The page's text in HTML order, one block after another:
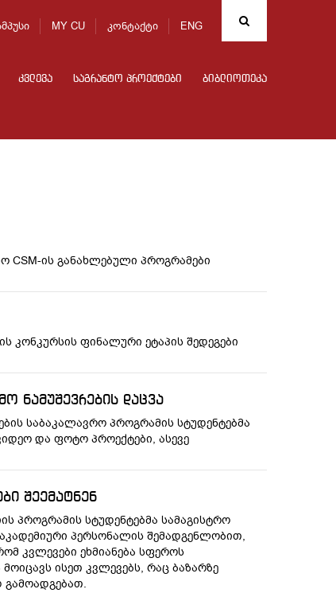
ENG
MY CU კონტაქტი
კვლევა საგრანტო პროექტები ბიბლიოთეკა
CSM-ის განახლებული პროგრამები
კონკურსის ფინალური ეტაპის შედეგები
ნამუშევრების დაცვა
საბაკალავრო პროგრამის სტუდენტებმა
და ფოტო პროექტები, ასევე
შეემატნენ
პროგრამის სტუდენტებმა სამაგისტრო
პერსონალის შემადგენლობით,
კვლევები ეხმიანება სფეროს
ისეთ კვლევებს, რაც ბაზარზე